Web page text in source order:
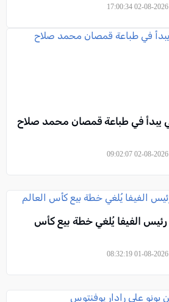
يبدأ في طباعة قمصان محمد صلاح
الفيفا يُلغي خطة بيع كأس